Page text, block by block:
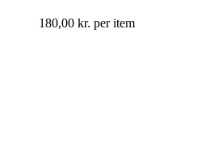
180,00 kr. per item